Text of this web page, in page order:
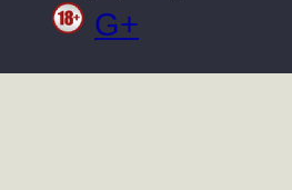
G+